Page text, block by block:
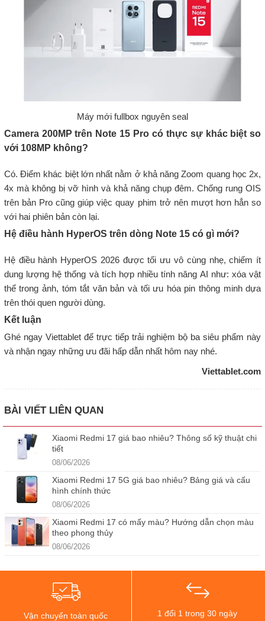
Máy mới fullbox nguyên seal
Camera 200MP trên Note 15 Pro có thực sự khác biệt so
với 108MP không?
Có. Điểm khác biệt lớn nhất nằm ở khả năng Zoom quang học 2x,
4x mà không bị vỡ hình và khả năng chụp đêm. Chống rung OIS
trên bản Pro cũng giúp việc quay phim trở nên mượt hơn hẳn so
với hai phiên bản còn lại.
Hệ điều hành HyperOS trên dòng Note 15 có gì mới?
Hệ điều hành HyperOS 2026 được tối ưu vô cùng nhẹ, chiếm ít
dung lượng hệ thống và tích hợp nhiều tính năng AI như: xóa vật
thể trong ảnh, tóm tắt văn bản và tối ưu hóa pin thông minh dựa
trên thói quen người dùng.
Kết luận
Ghé ngay Viettablet để trực tiếp trải nghiệm bộ ba siêu phẩm này
và nhận ngay những ưu đãi hấp dẫn nhất hôm nay nhé.
Viettablet.com
BÀI VIẾT LIÊN QUAN
Xiaomi Redmi 17 giá bao nhiêu? Thông số kỹ thuật chi
tiết
08/06/2026
Xiaomi Redmi 17 5G giá bao nhiêu? Bảng giá và cấu
hình chính thức
08/06/2026
Xiaomi Redmi 17 có mấy màu? Hướng dẫn chọn màu
theo phong thủy
08/06/2026
Vận chuyển toàn quốc 1 đổi 1 trong 30 ngày